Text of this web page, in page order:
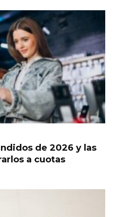
de 2026 y las
a cuotas